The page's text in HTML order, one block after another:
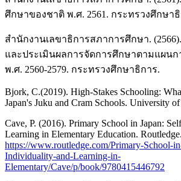
ศึกษาของชาติ พ.ศ. 2561. กระทรวงศึกษา
สำนักงานเลขาธิการสภาการศึกษา.
และประเมินผลการจัดการศึกษาตามแผน
พ.ศ. 2560-2579. กระทรวงศึกษาธิการ.
Bjork, C.(2019). High-Stakes Schooling:
Japan's Juku and Cram Schools. University
Cave, P. (2016). Primary School in Japan:
Learning in Elementary Education. Routledge.
https://www.routledge.com/Primary-School-
Individuality-and-Learning-in-
Elementary/Cave/p/book/9780415446792